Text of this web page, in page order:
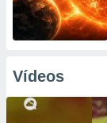
Vídeos